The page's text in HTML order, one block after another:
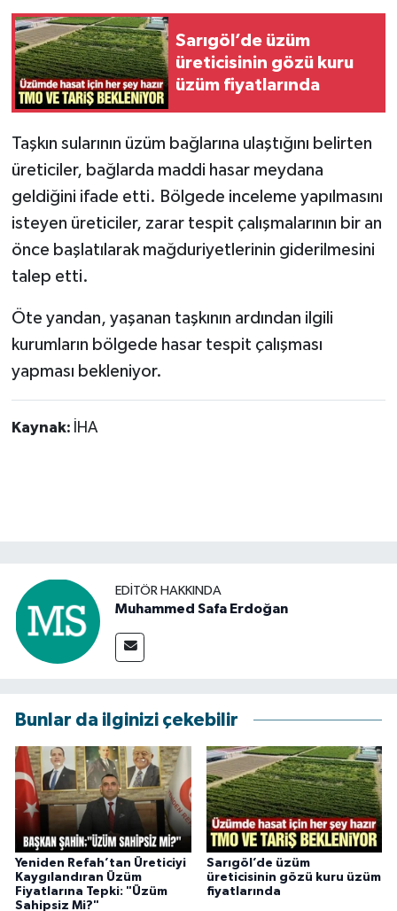
Sarıgöl’de üzüm
üreticisinin gözü kuru
üzüm fiyatlarında
Taşkın sularının üzüm bağlarına ulaştığını belirten
üreticiler, bağlarda maddi hasar meydana
geldiğini ifade etti. Bölgede inceleme yapılmasını
isteyen üreticiler, zarar tespit çalışmalarının bir an
önce başlatılarak mağduriyetlerinin giderilmesini
talep etti.
Öte yandan, yaşanan taşkının ardından ilgili
kurumların bölgede hasar tespit çalışması
yapması bekleniyor.
Kaynak: İHA
EDITÖR HAKKINDA
Muhammed Safa Erdoğan
Bunlar da ilginizi çekebilir
Yeniden Refah’tan Üreticiyi
Kaygılandıran Üzüm
Fiyatlarına Tepki: "Üzüm
Sahipsiz Mi?"
Sarıgöl’de üzüm
üreticisinin gözü kuru üzüm
fiyatlarında